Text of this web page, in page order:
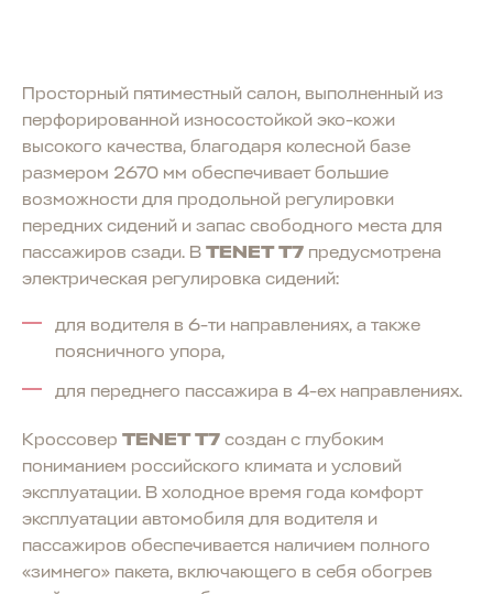
Просторный пятиместный салон, выполненный из
перфорированной износостойкой эко-кожи
высокого качества, благодаря колесной базе
размером 2670 мм обеспечивает большие
возможности для продольной регулировки
передних сидений и запас свободного места для
пассажиров сзади. В TENET T7 предусмотрена
электрическая регулировка сидений:
для водителя в 6-ти направлениях, а также
поясничного упора,
для переднего пассажира в 4-ех направлениях.
Кроссовер TENET T7 создан с глубоким
пониманием российского климата и условий
эксплуатации. В холодное время года комфорт
эксплуатации автомобиля для водителя и
пассажиров обеспечивается наличием полного
«зимнего» пакета, включающего в себя обогрев
A8
Скоро в продаже